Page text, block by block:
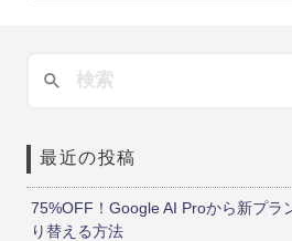
最近の投稿
75%OFF！Google AI Proから新プラ
り替える方法